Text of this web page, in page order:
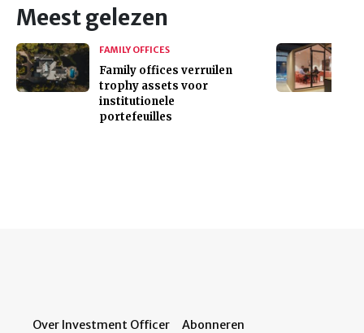
Meest gelezen
FAMILY OFFICES
Family offices verruilen
trophy assets voor
institutionele
portefeuilles
Over Investment Officer Abonneren